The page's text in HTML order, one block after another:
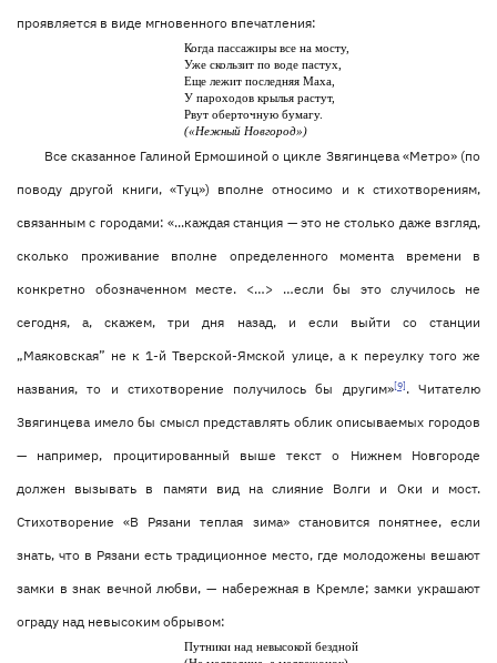
проявляется в виде мгновенного впечатления:
Когда пассажиры все на мосту,
Уже скользит по воде пастух,
Еще лежит последняя Маха,
У пароходов крылья растут,
Рвут оберточную бумагу.
(«Нежный Новгород»)
Все сказанное Галиной Ермошиной о цикле Звягинцева «Метро» (по
поводу другой книги, «Туц») вполне относимо и к стихотворениям,
связанным с городами: «...каждая станция — это не столько даже взгляд,
сколько проживание вполне определенного момента времени в
конкретно обозначенном месте. <…> …если бы это случилось не
сегодня, а, скажем, три дня назад, и если выйти со станции
„Маяковская” не к 1-й Тверской-Ямской улице, а к переулку того же
названия, то и стихотворение получилось бы другим»[9]. Читателю
Звягинцева имело бы смысл представлять облик описываемых городов
— например, процитированный выше текст о Нижнем Новгороде
должен вызывать в памяти вид на слияние Волги и Оки и мост.
Стихотворение «В Рязани теплая зима» становится понятнее, если
знать, что в Рязани есть традиционное место, где молодожены вешают
замки в знак вечной любви, — набережная в Кремле; замки украшают
ограду над невысоким обрывом:
Путники над невысокой бездной